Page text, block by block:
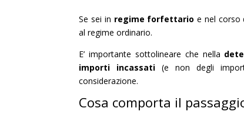
Se sei in regime forfettario e nel corso
al regime ordinario.
E’ importante sottolineare che nella
importi incassati(e non degli
considerazione.
Cosa comporta il